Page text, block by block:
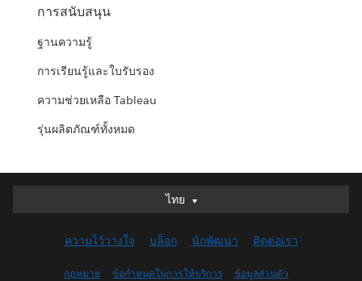
การสนับสนุน
ฐานความรู้
การเรียนรู้และใบรับรอง
ความช่วยเหลือ Tableau
รุ่นผลิตภัณฑ์ทั้งหมด
ไทย
ไทย
English (UK)
English (US)
ความไว้วางใจ บล็อก นักพัฒนา ติดต่อเรา
กฎหมาย ข้อกำหนดในการให้บริการ ข้อมูลส่วนตัว